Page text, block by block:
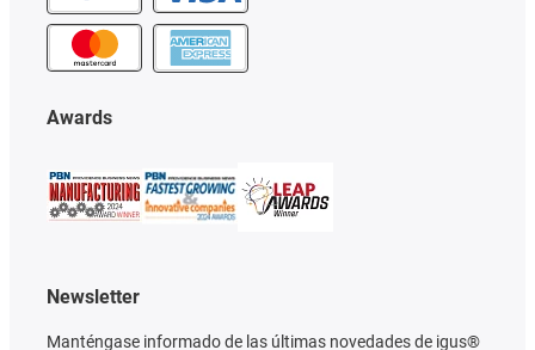
Awards
Newsletter
Manténgase informado de las últimas novedades de igus®